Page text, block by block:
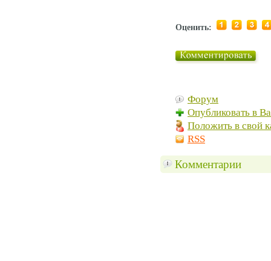
Оценить:
Форум
Опубликовать в
Положить в свой
RSS
Комментарии